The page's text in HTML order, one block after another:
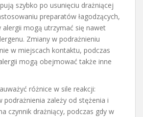
szybko po usunięciu drażniącej
preparatów łagodzących,
mogą utrzymać się nawet
Zmiany w podrażnieniu
w miejscach kontaktu, podczas
mogą obejmować także inne
różnice w sile reakcji:
podrażnienia zależy od stężenia i
czynnik drażniący, podczas gdy w